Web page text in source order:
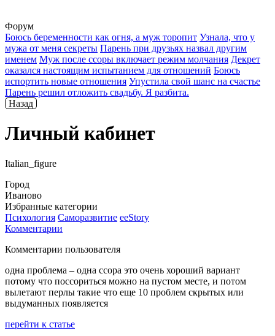
Форум
Боюсь беременности как огня, а муж торопит Узнала, что у
мужа от меня секреты Парень при друзьях назвал другим
именем Муж после ссоры включает режим молчания Декрет
оказался настоящим испытанием для отношений Боюсь
испортить новые отношения Упустила свой шанс на счастье
Парень решил отложить свадьбу. Я разбита.
Назад
Личный кабинет
Italian_figure
Город
Иваново
Избранные категории
Психология Саморазвитие ееStory
Комментарии
Комментарии пользователя
одна проблема – одна ссора это очень хороший вариант
потому что поссориться можно на пустом месте, и потом
вылетают перлы такие что еще 10 проблем скрытых или
выдуманных появляется
перейти к статье